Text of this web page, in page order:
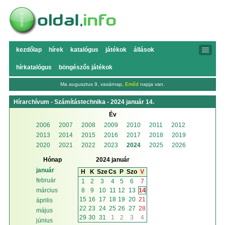
kezdőlap hírek katalógus játékok állások
hírkatalógus böngészős játékok
Ma augusztus 9, vasárnap, Emőd napja van.
Hírarchívum - Számítástechnika - 2024 január 14.
Év
2006
2007 2008 2009 2010 2011
2012
2013
2014 2015 2016 2017 2018
2019
2020
2021 2022 2023 2024 2025 2026
Hónap
január
február
március
április
május
június
2024 január
H
K SzeCs P Szo V
1
2 3 4 5 6
7
8
9 10 11 12 13 14
15 16 17 18 19 20 21
22 23 24 25 26 27 28
29 30 31 1 2 3 4